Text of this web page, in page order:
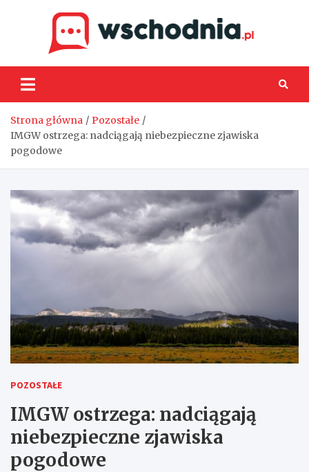
Strona główna
Pozostałe
IMGW ostrzega: nadciągają niebezpieczne zjawiska
pogodowe
POZOSTAŁE
IMGW ostrzega: nadciągają
niebezpieczne zjawiska
pogodowe